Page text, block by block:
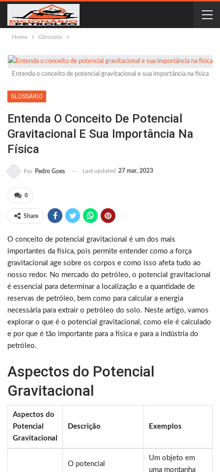
Home Glossário
Entenda o conceito de potencial gravitacional e sua importância na física
GLOSSÁRIO
Entenda O Conceito De Potencial
Gravitacional E Sua Importância Na
Física
Por Pedro Goes Last updated 27 mar, 2023
0
Share
O conceito de potencial gravitacional é um dos mais
importantes da física, pois permite entender como a força
gravitacional age sobre os corpos e como isso afeta tudo ao
nosso redor. No mercado do petróleo, o potencial gravitacional
é essencial para determinar a localização e a quantidade de
reservas de petróleo, bem como para calcular a energia
necessária para extrair o petróleo do solo. Neste artigo, vamos
explorar o que é o potencial gravitacional, como ele é calculado
e por que é tão importante para a física e para a indústria do
petróleo.
Aspectos do Potencial
Gravitacional
Aspectos do
Potencial
Gravitacional
Descrição Exemplos
O potencial
Um objeto em
uma montanha